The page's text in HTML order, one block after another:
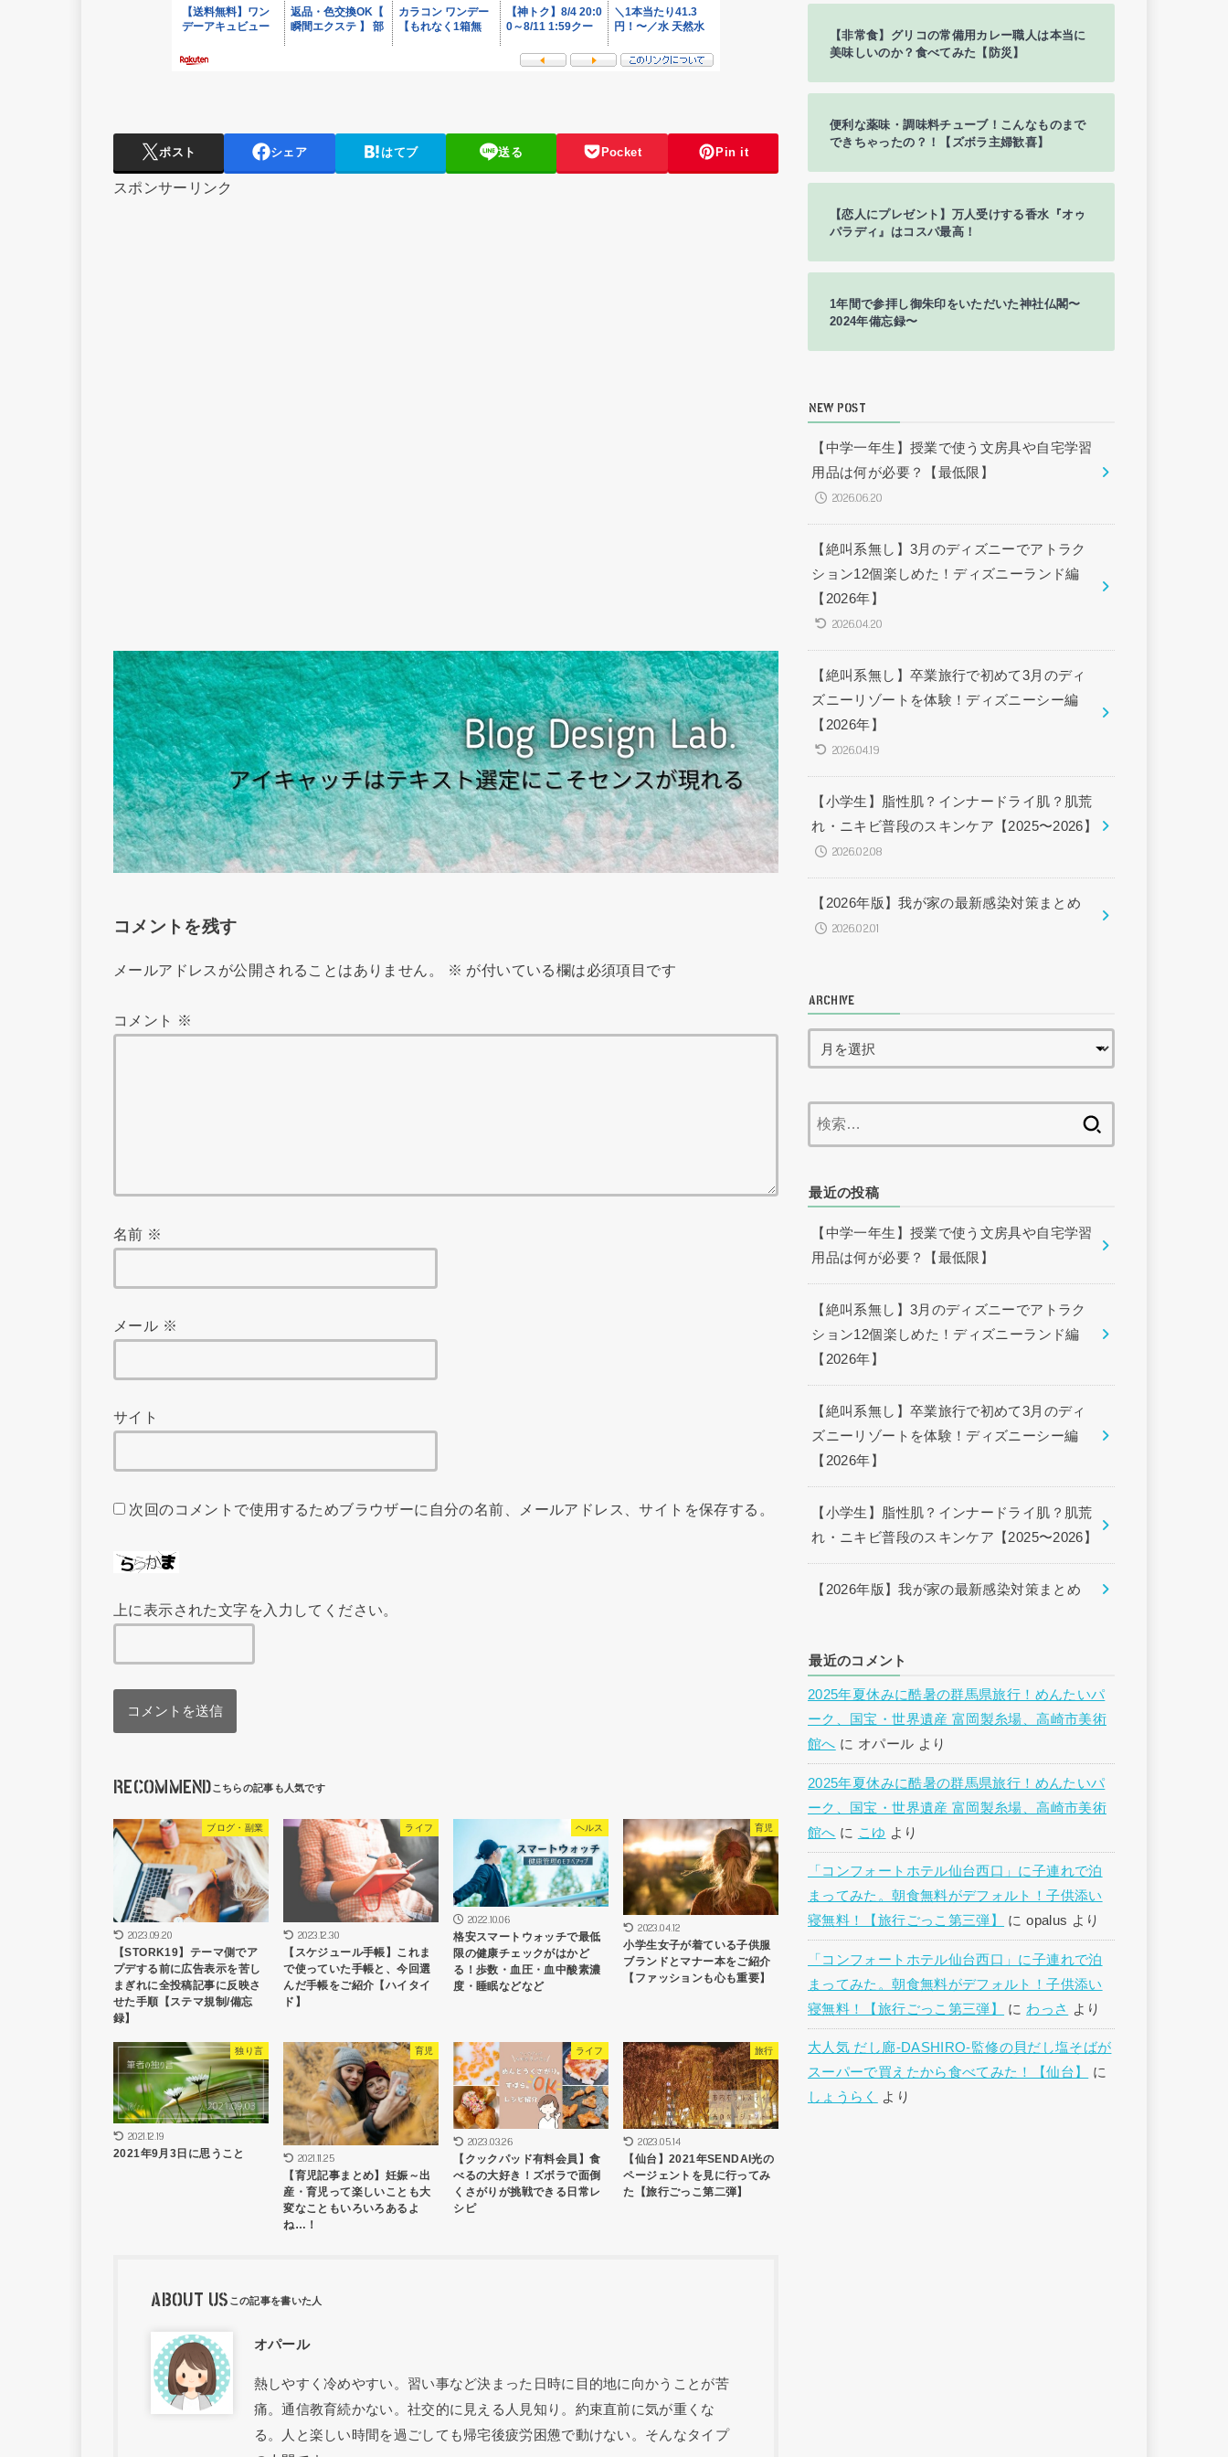
ポスト シェア はてブ 送る Pocket Pin it
スポンサーリンク
コメントを残す
メールアドレスが公開されることはありません。 ※ が付いている欄は必須項目です
コメント ※
名前 ※
メール ※
サイト
次回のコメントで使用するためブラウザーに自分の名前、メールアドレス、サイトを保存する。
上に表示された文字を入力してください。
RECOMMEND
ブログ・副業
2023.09.20
【STORK19】テーマ側でア
プデする前に広告表示を苦し
まぎれに全投稿記事に反映さ
せた手順【ステマ規制/備忘
録】
ライフ
2023.12.30
【スケジュール手帳】これま
で使っていた手帳と、今回選
んだ手帳をご紹介【ハイタイ
ド】
ヘルス
2022.10.06
格安スマートウォッチで最低
限の健康チェックがはかど
る！歩数・血圧・血中酸素濃
度・睡眠などなど
育児
2023.04.12
小学生女子が着ている子供服
ブランドとマナー本をご紹介
【ファッションも心も重要】
独り言
2021.12.19
2021年9月3日に思うこと
育児
2021.11.25
【育児記事まとめ】妊娠～出
産・育児って楽しいことも大
変なこともいろいろあるよ
ね…！
ライフ
2023.03.26
【クックパッド有料会員】食
べるの大好き！ズボラで面倒
くさがりが挑戦できる日常レ
シピ
旅行
2023.05.14
【仙台】2021年SENDAI光の
ページェントを見に行ってみ
た【旅行ごっこ第二弾】
ABOUT US
オパール
熱しやすく冷めやすい。習い事など決まった日時に目的地に向かうことが苦
痛。通信教育続かない。社交的に見える人見知り。約束直前に気が重くな
る。人と楽しい時間を過ごしても帰宅後疲労困憊で動けない。そんなタイプ
【非常食】グリコの常備用カレー職人は本当に
美味しいのか？食べてみた【防災】
便利な薬味・調味料チューブ！こんなものまで
できちゃったの？！【ズボラ主婦歓喜】
【恋人にプレゼント】万人受けする香水『オゥ
パラディ』はコスパ最高！
1年間で参拝し御朱印をいただいた神社仏閣〜
2024年備忘録〜
NEW POST
【中学一年生】授業で使う文房具や自宅学習
用品は何が必要？【最低限】
2026.06.20
【絶叫系無し】3月のディズニーでアトラク
ション12個楽しめた！ディズニーランド編
【2026年】
2026.04.20
【絶叫系無し】卒業旅行で初めて3月のディ
ズニーリゾートを体験！ディズニーシー編
【2026年】
2026.04.19
【小学生】脂性肌？インナードライ肌？肌荒
れ・ニキビ普段のスキンケア【2025〜2026】
2026.02.08
【2026年版】我が家の最新感染対策まとめ
2026.02.01
ARCHIVE
最近の投稿
【中学一年生】授業で使う文房具や自宅学習
用品は何が必要？【最低限】
【絶叫系無し】3月のディズニーでアトラク
ション12個楽しめた！ディズニーランド編
【2026年】
【絶叫系無し】卒業旅行で初めて3月のディ
ズニーリゾートを体験！ディズニーシー編
【2026年】
【小学生】脂性肌？インナードライ肌？肌荒
れ・ニキビ普段のスキンケア【2025〜2026】
【2026年版】我が家の最新感染対策まとめ
最近のコメント
2025年夏休みに酷暑の群馬県旅行！めんたいパ
ーク、国宝・世界遺産 富岡製糸場、高崎市美術
館へ に オパール より
2025年夏休みに酷暑の群馬県旅行！めんたいパ
ーク、国宝・世界遺産 富岡製糸場、高崎市美術
館へ に こゆ より
「コンフォートホテル仙台西口」に子連れで泊
まってみた。朝食無料がデフォルト！子供添い
寝無料！【旅行ごっこ第三弾】
にopalus より
「コンフォートホテル仙台西口」に子連れで泊
まってみた。朝食無料がデフォルト！子供添い
寝無料！【旅行ごっこ第三弾】
に わっさ より
大人気 だし廊-DASHIRO-監修の貝だし塩そばが
スーパーで買えたから食べてみた！【仙台】
に
しょうらく
より